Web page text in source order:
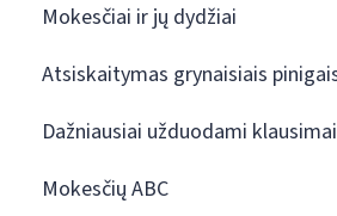
Mokesčiai ir jų dydžiai
Atsiskaitymas grynaisiais
Dažniausiai užduodami klausimai
Mokesčių ABC